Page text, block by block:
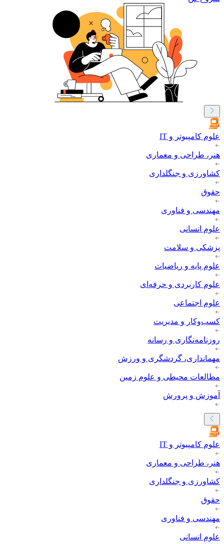
علوم کامپیوتر و IT
هنر، طراحی و معماری
کشاورزی و جنگلداری
حقوق
مهندسی و فناوری
علوم انسانی
پزشکی و سلامت
علوم پایه و ریاضیات
علوم کاربردی و حرفه‌ای
علوم اجتماعی
کسب‌وکار و مدیریت
روزنامه‌نگاری و رسانه
مهمانداری، گردشگری و ورزش
مطالعات محیطی و علوم زمین
آموزش و پرورش
علوم کامپیوتر و IT
هنر، طراحی و معماری
کشاورزی و جنگلداری
حقوق
مهندسی و فناوری
علوم انسانی